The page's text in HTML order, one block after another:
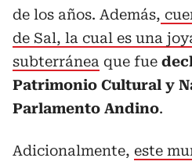
de los años. Además,
de Sal, la cual es una
subterránea que fue
Patrimonio Cultural y
Parlamento Andino.
Adicionalmente, este